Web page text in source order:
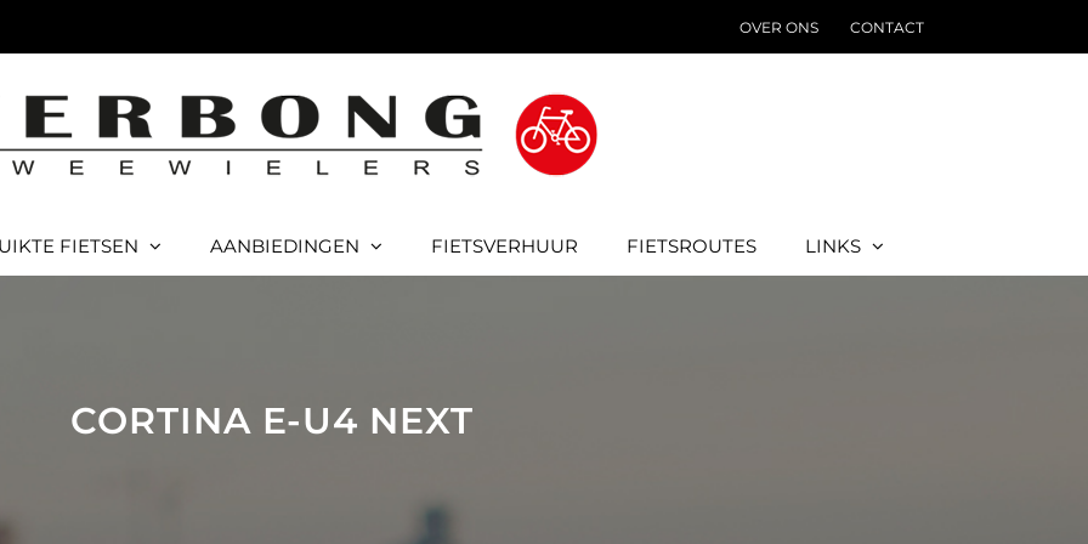
OVER ONS CONTACT
FIETSEN AANBIEDINGEN FIETSVERHUUR FIETSROUTES LINKS
CORTINA E-U4 NEXT